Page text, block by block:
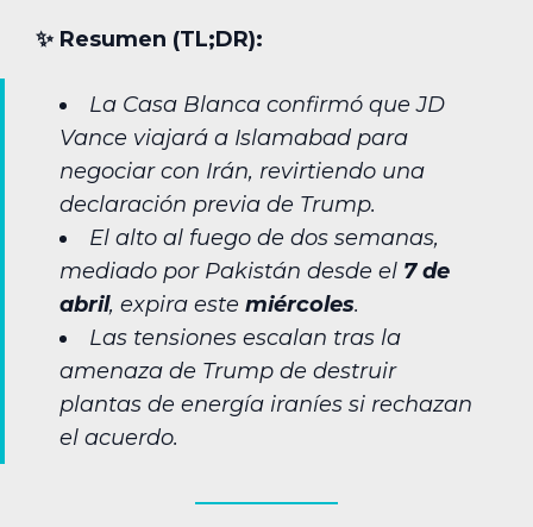
✨︎ Resumen (TL;DR):
La Casa Blanca confirmó que JD
Vance viajará a Islamabad para
negociar con Irán, revirtiendo una
declaración previa de Trump.
El alto al fuego de dos semanas,
mediado por Pakistán desde el 7 de
abril, expira este miércoles.
Las tensiones escalan tras la
amenaza de Trump de destruir
plantas de energía iraníes si rechazan
el acuerdo.